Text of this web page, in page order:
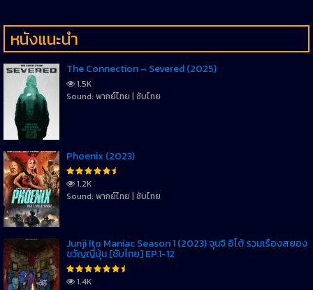
หนังแนะนำ
The Connection – Severed (2025)
1.5K
Sound: พากย์ไทย | ซับไทย
Phoenix (2023)
1.2K
Sound: พากย์ไทย | ซับไทย
Junji Ito Maniac Season 1 (2023) จุนจิ อิโต้ รวมเรื่องสยอง
ขวัญญี่ปุ่น [ซับไทย] EP.1-12
1.4K